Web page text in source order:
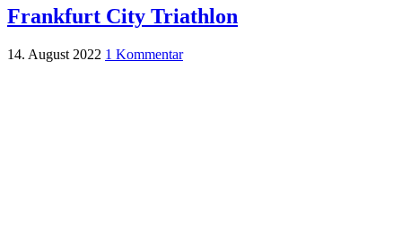
Frankfurt City Triathlon
14. August 2022 1 Kommentar